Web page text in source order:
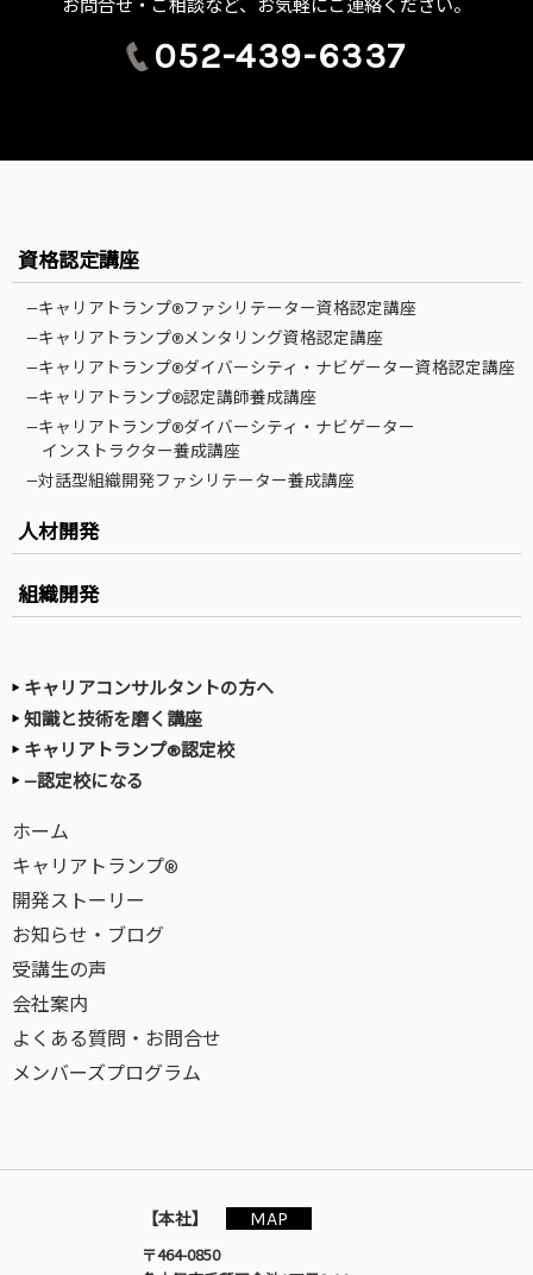
お問合せ・ご相談など、お気軽にご連絡ください。
052-439-6337
資格認定講座
—キャリアトランプ®ファシリテーター資格認定講座
—キャリアトランプ®メンタリング資格認定講座
—キャリアトランプ®ダイバーシティ・ナビゲーター資格認定講座
—キャリアトランプ®認定講師養成講座
—キャリアトランプ®ダイバーシティ・ナビゲーター
インストラクター養成講座
—対話型組織開発ファシリテーター養成講座
人材開発
組織開発
キャリアコンサルタントの方へ
知識と技術を磨く講座
キャリアトランプ®認定校
—認定校になる
ホーム
キャリアトランプ®
開発ストーリー
お知らせ・ブログ
受講生の声
会社案内
よくある質問・お問合せ
メンバーズプログラム
【本社】
MAP
〒464-0850